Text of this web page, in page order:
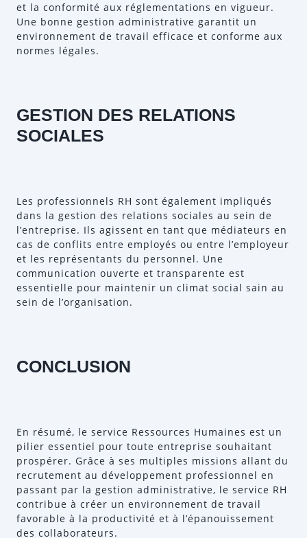
et la conformité aux réglementations en vigueur.
Une bonne gestion administrative garantit un
environnement de travail efficace et conforme aux
normes légales.
GESTION DES RELATIONS
SOCIALES
Les professionnels RH sont également impliqués
dans la gestion des relations sociales au sein de
l’entreprise. Ils agissent en tant que médiateurs en
cas de conflits entre employés ou entre l’employeur
et les représentants du personnel. Une
communication ouverte et transparente est
essentielle pour maintenir un climat social sain au
sein de l’organisation.
CONCLUSION
En résumé, le service Ressources Humaines est un
pilier essentiel pour toute entreprise souhaitant
prospérer. Grâce à ses multiples missions allant du
recrutement au développement professionnel en
passant par la gestion administrative, le service RH
contribue à créer un environnement de travail
favorable à la productivité et à l’épanouissement
des collaborateurs.